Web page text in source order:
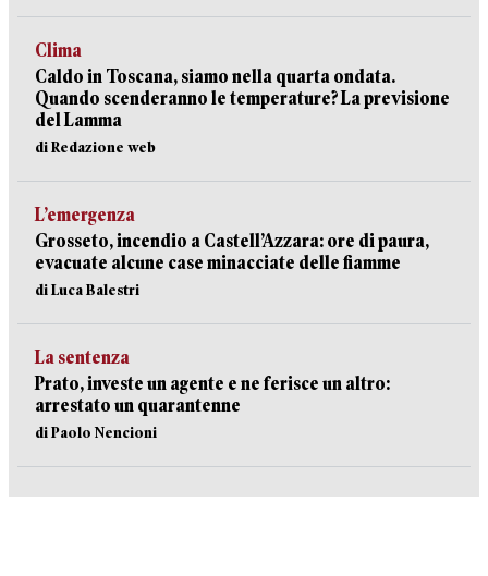
Clima
Caldo in Toscana, siamo nella quarta ondata.
Quando scenderanno le temperature? La previsione
del Lamma
di Redazione web
L’emergenza
Grosseto, incendio a Castell’Azzara: ore di paura,
evacuate alcune case minacciate delle fiamme
di Luca Balestri
La sentenza
Prato, investe un agente e ne ferisce un altro:
arrestato un quarantenne
di Paolo Nencioni